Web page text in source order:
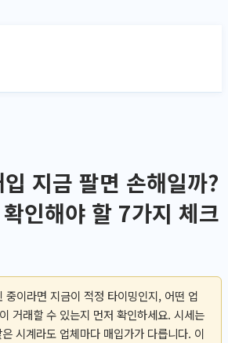
지금 팔면 손해일까?
인해야 할 7가지 체크
중이라면 지금이 적정 타이밍인지, 어떤 업
거래할 수 있는지 먼저 확인하세요. 시세는
시계라도 업체마다 매입가가 다릅니다. 이